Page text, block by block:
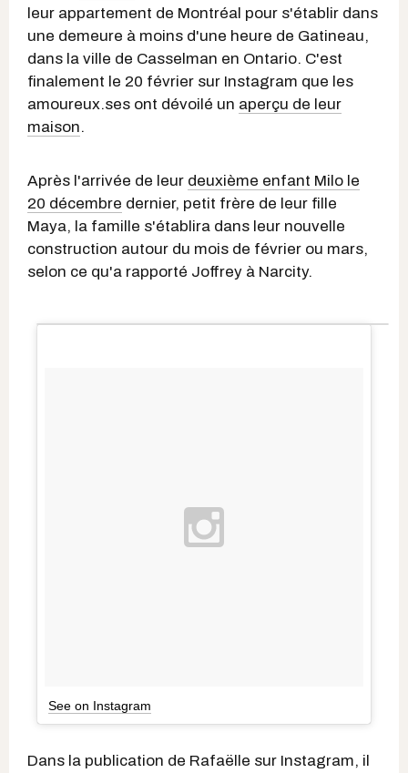
leur appartement de Montréal pour s'établir dans
une demeure à moins d'une heure de Gatineau,
dans la ville de Casselman en Ontario. C'est
finalement le 20 février sur Instagram que les
amoureux.ses ont dévoilé un aperçu de leur
maison.
Après l'arrivée de leur deuxième enfant Milo le
20 décembre dernier, petit frère de leur fille
Maya, la famille s'établira dans leur nouvelle
construction autour du mois de février ou mars,
selon ce qu'a rapporté Joffrey à Narcity.
See on Instagram
Dans la publication de Rafaëlle sur Instagram, il